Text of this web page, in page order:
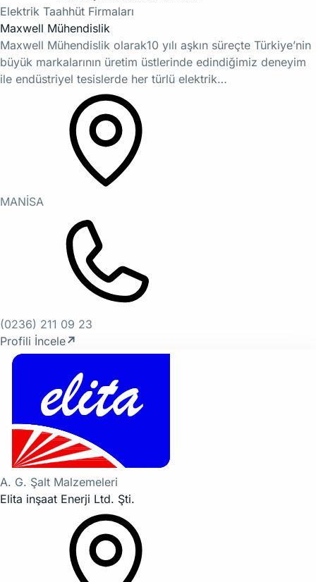
Elektrik Taahhüt Firmaları
Maxwell Mühendislik
Maxwell Mühendislik olarak10 yılı aşkın süreçte Türkiye’nin
büyük markalarının üretim üstlerinde edindiğimiz deneyim
ile endüstriyel tesislerde her türlü elektrik…
MANİSA
(0236) 211 09 23
Profili İncele↗
A. G. Şalt Malzemeleri
Elita inşaat Enerji Ltd. Şti.